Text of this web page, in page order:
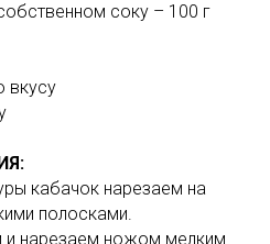
соку – 100 г
вкусу
кабачок нарезаем на
полосками.
и нарезаем ножом мелким